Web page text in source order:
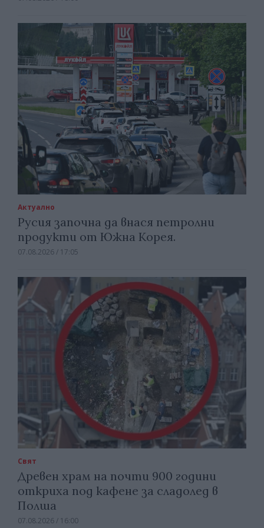
Актуално
Русия започна да внася петролни
продукти от Южна Корея.
07.08.2026 / 17:05
Свят
Древен храм на почти 900 години
откриха под кафене за сладолед в
Полша
07.08.2026 / 16:00